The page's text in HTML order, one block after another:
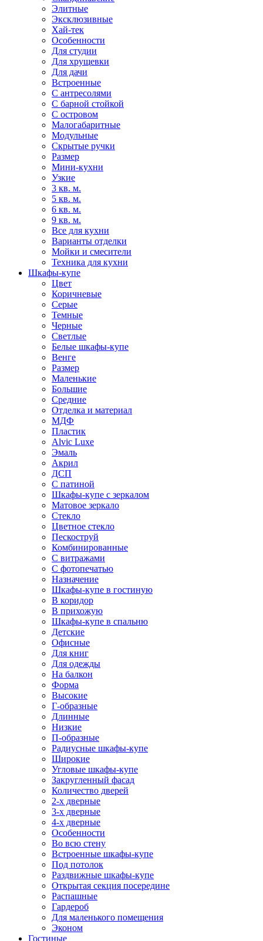
Элитные
Эксклюзивные
Хай-тек
Особенности
Для студии
Для хрущевки
Для дачи
Встроенные
С антресолями
С барной стойкой
С островом
Малогабаритные
Модульные
Скрытые ручки
Размер
Мини-кухни
Узкие
3 кв. м.
5 кв. м.
6 кв. м.
9 кв. м.
Все для кухни
Варианты отделки
Мойки и смесители
Техника для кухни
Шкафы-купе
Цвет
Коричневые
Серые
Темные
Черные
Светлые
Белые шкафы-купе
Венге
Размер
Маленькие
Большие
Средние
Отделка и материал
МДФ
Пластик
Alvic Luxe
Эмаль
Акрил
ДСП
С патиной
Шкафы-купе с зеркалом
Матовое зеркало
Стекло
Цветное стекло
Пескоструй
Комбинированные
С витражами
С фотопечатью
Назначение
Шкафы-купе в гостиную
В коридор
В прихожую
Шкафы-купе в спальню
Детские
Офисные
Для книг
Для одежды
На балкон
Форма
Высокие
Г-образные
Длинные
Низкие
П-образные
Радиусные шкафы-купе
Широкие
Угловые шкафы-купе
Закругленный фасад
Количество дверей
2-х дверные
3-х дверные
4-х дверные
Особенности
Во всю стену
Встроенные шкафы-купе
Под потолок
Раздвижные шкафы-купе
Открытая секция посередине
Распашные
Гардероб
Для маленького помещения
Эконом
Гостиные